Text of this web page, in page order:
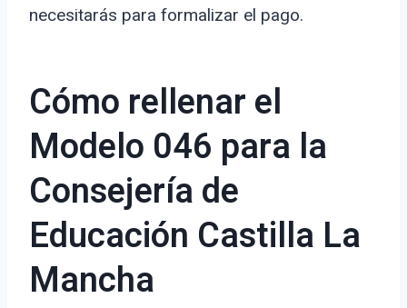
necesitarás para formalizar el pago.
Cómo rellenar el
Modelo 046 para la
Consejería de
Educación Castilla La
Mancha